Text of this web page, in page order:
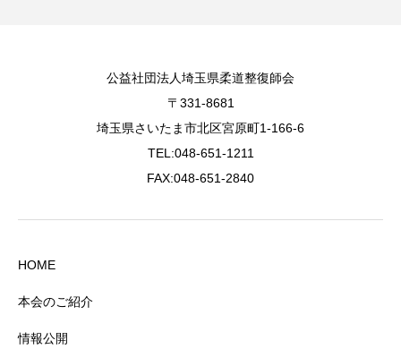
公益社団法人埼玉県柔道整復師会
〒331-8681
埼玉県さいたま市北区宮原町1-166-6
TEL:048-651-1211
FAX:048-651-2840
HOME
本会のご紹介
情報公開